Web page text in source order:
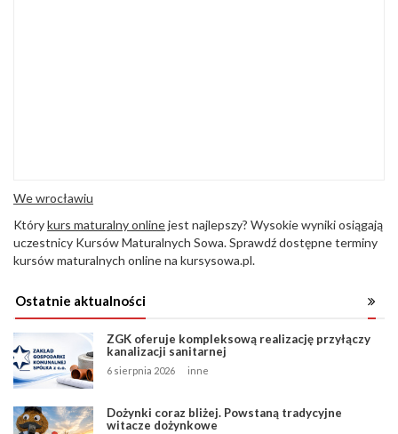
We wrocławiu
Którykurs maturalny onlinejest najlepszy? Wysokie wyniki osiągają
uczestnicy Kursów Maturalnych Sowa. Sprawdź dostępne terminy
kursów maturalnych online na kursysowa.pl.
Ostatnie aktualności
ZGK oferuje kompleksową realizację przyłączy
kanalizacji sanitarnej
6 sierpnia 2026 inne
Dożynki coraz bliżej. Powstaną tradycyjne
witacze dożynkowe